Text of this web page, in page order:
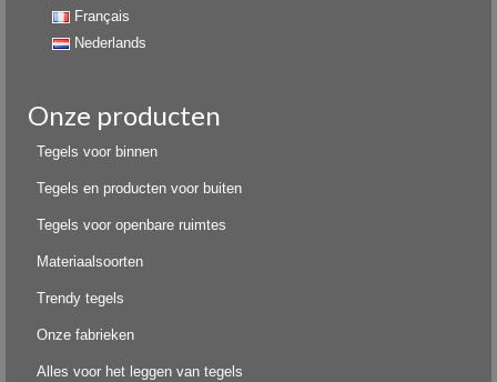
Français
Nederlands
Onze producten
Tegels voor binnen
Tegels en producten voor buiten
Tegels voor openbare ruimtes
Materiaalsoorten
Trendy tegels
Onze fabrieken
Alles voor het leggen van tegels